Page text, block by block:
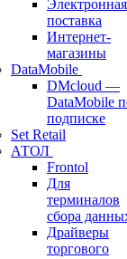
Электронная
поставка
Интернет-
магазины
DataMobile
DMcloud —
DataMobile
подписке
Set Retail
АТОЛ
Frontol
Для
терминалов
сбора
Драйверы
торгового